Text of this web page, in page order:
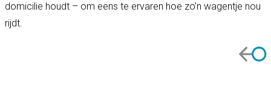
domicilie houdt – om eens te ervaren hoe zo’n wagentje nou
rijdt.